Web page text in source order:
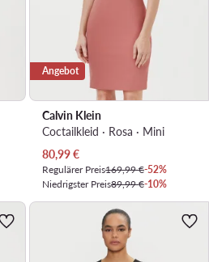
Angebot
Calvin Klein
Coctailkleid · Rosa · Mini
Aktueller Preis
80,99€
Regulärer Preis169,99 €-52%
Niedrigster Preis89,99 €-10%